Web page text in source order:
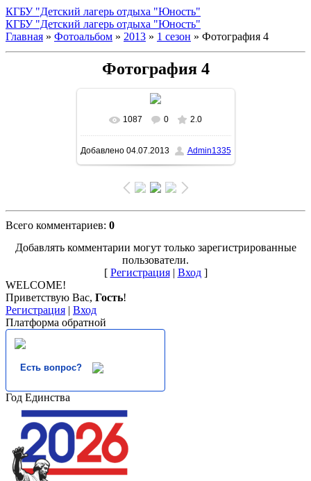
КГБУ "Детский лагерь отдыха "Юность"
КГБУ "Детский лагерь отдыха "Юность"
Главная » Фотоальбом » 2013 » 1 сезон » Фотография 4
Фотография 4
В реальном размере
1500x1004/ 171.5Kb
1087 0 2.0
Добавлено04.07.2013 Admin1335
Всего комментариев: 0
Добавлять комментарии могут только зарегистрированные
пользователи.
[ Регистрация| Вход]
WELCOME!
Приветствую Вас, Гость!
Регистрация | Вход
Платформа обратной
Есть вопрос?
Год Единства